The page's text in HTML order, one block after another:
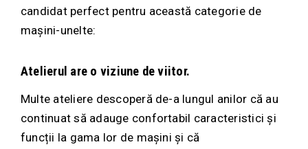
candidat perfect pentru această categorie de
mașini-unelte:
Atelierul are o viziune de viitor.
Multe ateliere descoperă de-a lungul anilor că au
continuat să adauge confortabil caracteristici și
funcții la gama lor de mașini și că